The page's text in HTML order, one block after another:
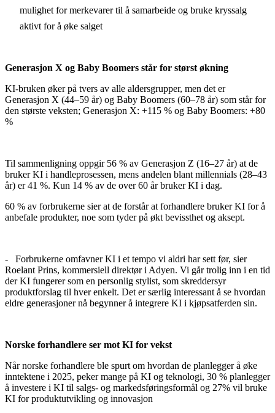
mulighet for merkevarer til å samarbeide og bruke kryssalg
aktivt for å øke salget
Generasjon X og Baby Boomers står for størst økning
KI-bruken øker på tvers av alle aldersgrupper, men det er
Generasjon X (44–59 år) og Baby Boomers (60–78 år) som står for
den største veksten; Generasjon X: +115 % og Baby Boomers: +80
%
Til sammenligning oppgir 56 % av Generasjon Z (16–27 år) at de
bruker KI i handleprosessen, mens andelen blant millennials (28–43
år) er 41 %. Kun 14 % av de over 60 år bruker KI i dag.
60 % av forbrukerne sier at de forstår at forhandlere bruker KI for å
anbefale produkter, noe som tyder på økt bevissthet og aksept.
- Forbrukerne omfavner KI i et tempo vi aldri har sett før, sier
Roelant Prins, kommersiell direktør i Adyen. Vi går trolig inn i en tid
der KI fungerer som en personlig stylist, som skreddersyr
produktforslag til hver enkelt. Det er særlig interessant å se hvordan
eldre generasjoner nå begynner å integrere KI i kjøpsatferden sin.
Norske forhandlere ser mot KI for vekst
Når norske forhandlere ble spurt om hvordan de planlegger å øke
inntektene i 2025, peker mange på KI og teknologi, 30 % planlegger
å investere i KI til salgs- og markedsføringsformål og 27% vil bruke
KI for produktutvikling og innovasjon